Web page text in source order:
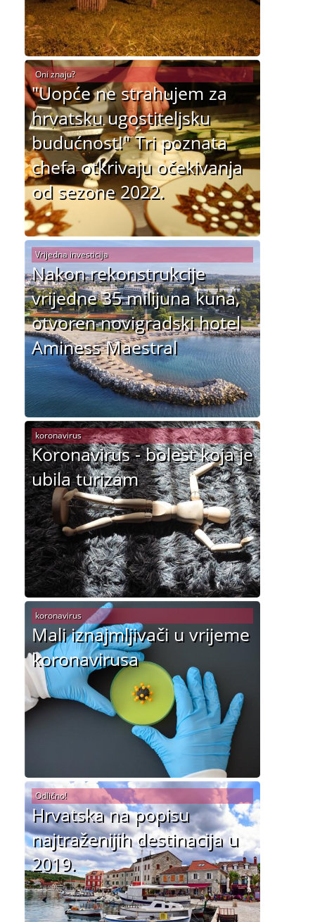
"Uopće ne strahujem za
hrvatsku ugostiteljsku
budućnost!" Tri poznata
chefa otkrivaju očekivanja
od sezone 2022.
Oni znaju?
Nakon rekonstrukcije
vrijedne 35 milijuna kuna,
otvoren novigradski hotel
Aminess Maestral
Vrijedna investicija
Koronavirus - bolest koja je
ubila turizam
koronavirus
Mali iznajmljivači u vrijeme
koronavirusa
koronavirus
Hrvatska na popisu
najtraženijih destinacija u
2019.
Odlično!